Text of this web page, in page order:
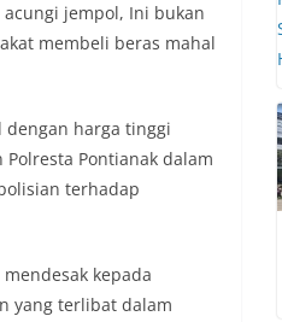
jempol, Ini bukan
membeli beras mahal
harga tinggi
Pontianak dalam
terhadap
kepada
yang terlibat dalam